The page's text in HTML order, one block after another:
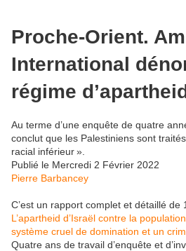
Proche-Orient.
International
régime
Au terme d’une enquête de quatre
conclut que les Palestiniens sont
racial inférieur ».
Publié le Mercredi 2 Février 2022
Pierre Barbancey
C’est un rapport complet et détaillé de
L’apartheid d’Israël contre la
système cruel de domination et un
Quatre ans de travail d’enquête et